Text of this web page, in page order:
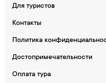
Для туристов
Контакты
Политика
Достопримечательности
Оплата тура